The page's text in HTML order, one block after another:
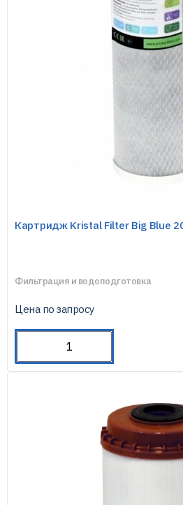
Картридж Kristal Filter Big Blue
Фильтрация и водоподготовка
Цена по запросу